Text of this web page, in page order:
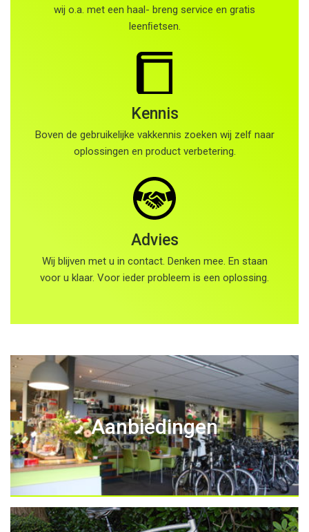
wij o.a. met een haal- breng service en gratis
leenﬁetsen.
Kennis
Boven de gebruikelijke vakkennis zoeken wij zelf naar
oplossingen en product verbetering.
Advies
Wij blijven met u in contact. Denken mee. En staan
voor u klaar. Voor ieder probleem is een oplossing.
Aanbiedingen